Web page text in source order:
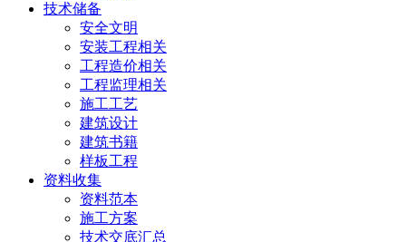
技术储备
安全文明
安装工程相关
工程造价相关
工程监理相关
施工工艺
建筑设计
建筑书籍
样板工程
资料收集
资料范本
施工方案
技术交底汇总